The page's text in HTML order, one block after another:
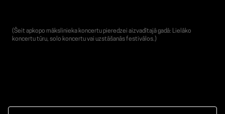
(Šeit apkopo mākslinieka koncertu pieredzei aizvadītajā gadā: Lielāko
koncertu tūru, solo koncertu vai uzstāšanās festivālos.)